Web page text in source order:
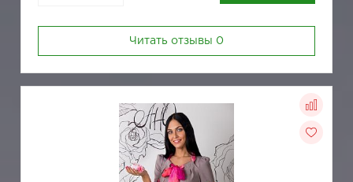
Читать отзывы 0